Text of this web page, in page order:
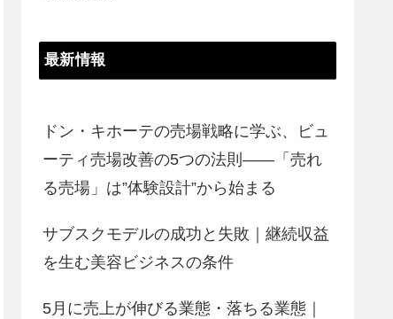
最新情報
ドン・キホーテの売場戦略に学ぶ、ビュ
ーティ売場改善の5つの法則――「売れ
る売場」は”体験設計”から始まる
サブスクモデルの成功と失敗｜継続収益
を生む美容ビジネスの条件
5月に売上が伸びる業態・落ちる業態｜